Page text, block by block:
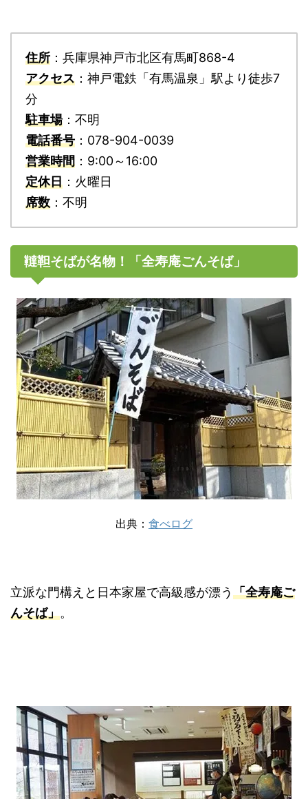
住所 ：兵庫県神戸市北区有馬町868-4
アクセス ：神戸電鉄「有馬温泉」駅より徒歩7
分
駐車場：不明
電話番号 ：078-904-0039
営業時間 ：9:00～16:00
定休日 ：火曜日
席数 ：不明
韃靼そばが名物！「全寿庵ごんそば」
出典： 食べログ
立派な門構えと日本家屋で高級感が漂う「全寿庵ご
んそば」。